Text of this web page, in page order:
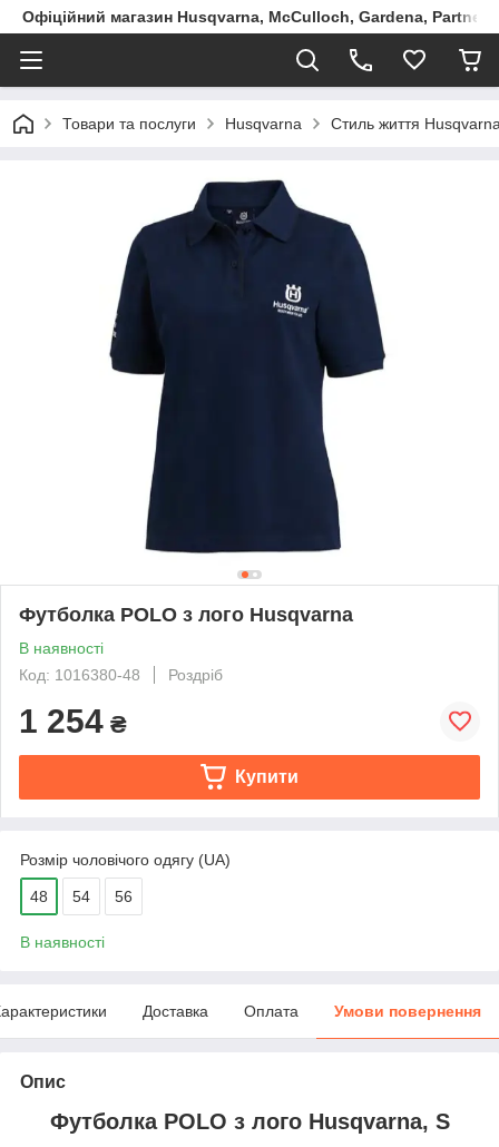
Офіційний магазин Husqvarna, McCulloch, Gardena, Partner
Товари та послуги Husqvarna Стиль життя
Футболка POLO з лого Нusqvarna
В наявності
Код: 1016380-48
Роздріб
1 254 ₴
Купити
Розмір чоловічого одягу (UA)
48 54 56
В наявності
Доставка Оплата Умови повернення
Опис
Футболка POLO з лого Нusqvarna, S